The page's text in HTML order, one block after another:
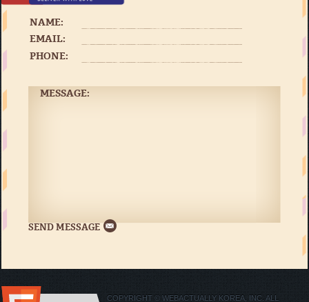
NAME:
EMAIL:
PHONE:
MESSAGE:
COPYRIGHT © WEBACTUALLY KOREA, INC. ALL